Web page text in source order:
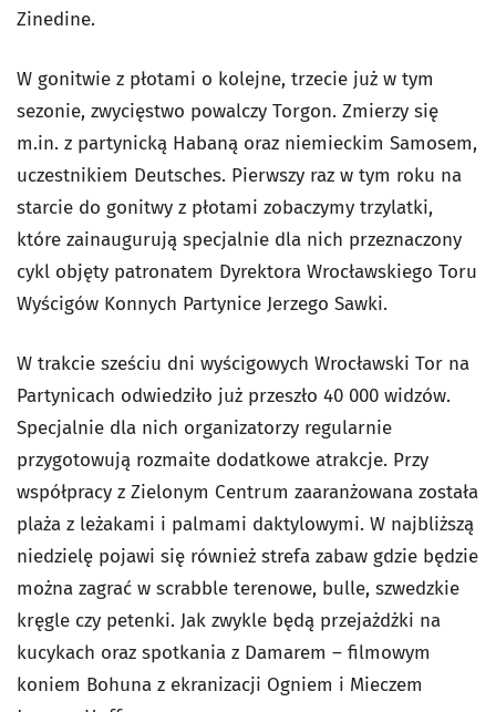
Zinedine.
W gonitwie z płotami o kolejne, trzecie już w tym
sezonie, zwycięstwo powalczy Torgon. Zmierzy się
m.in. z partynicką Habaną oraz niemieckim Samosem,
uczestnikiem Deutsches. Pierwszy raz w tym roku na
starcie do gonitwy z płotami zobaczymy trzylatki,
które zainaugurują specjalnie dla nich przeznaczony
cykl objęty patronatem Dyrektora Wrocławskiego Toru
Wyścigów Konnych Partynice Jerzego Sawki.
W trakcie sześciu dni wyścigowych Wrocławski Tor na
Partynicach odwiedziło już przeszło 40 000 widzów.
Specjalnie dla nich organizatorzy regularnie
przygotowują rozmaite dodatkowe atrakcje. Przy
współpracy z Zielonym Centrum zaaranżowana została
plaża z leżakami i palmami daktylowymi. W najbliższą
niedzielę pojawi się również strefa zabaw gdzie będzie
można zagrać w scrabble terenowe, bulle, szwedzkie
kręgle czy petenki. Jak zwykle będą przejażdżki na
kucykach oraz spotkania z Damarem – filmowym
koniem Bohuna z ekranizacji Ogniem i Mieczem